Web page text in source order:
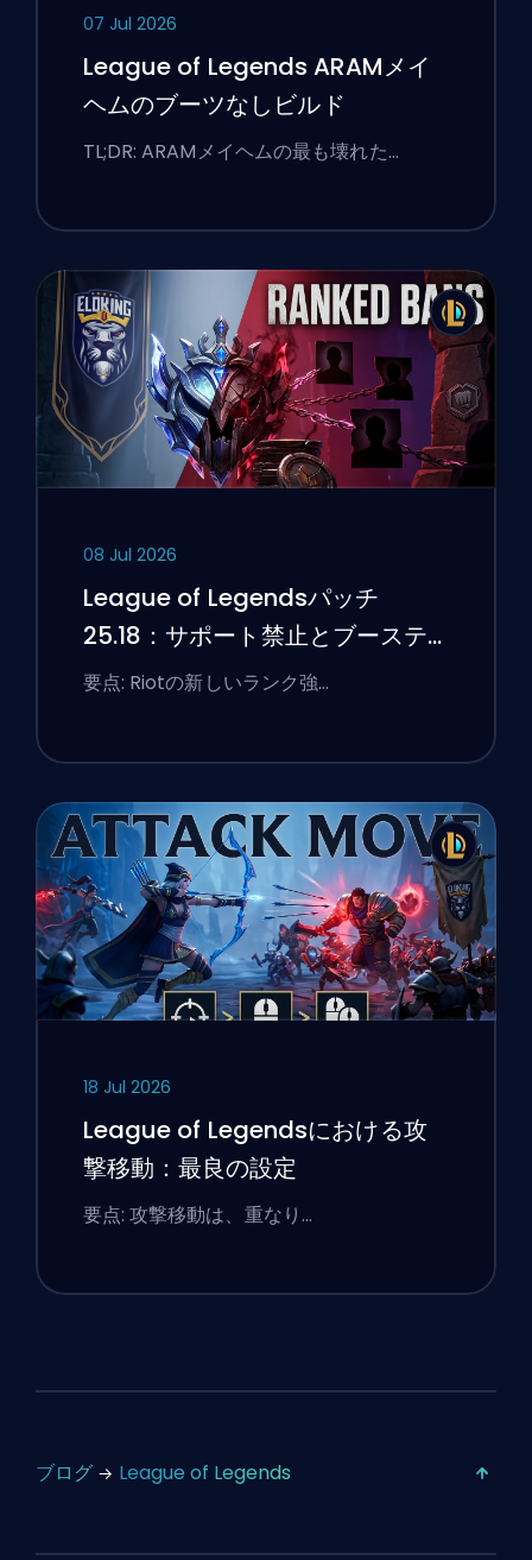
07 Jul 2026
League of Legends ARAMメイ
ヘムのブーツなしビルド
TL;DR: ARAMメイヘムの最も壊れた…
08 Jul 2026
League of Legendsパッチ
25.18：サポート禁止とブーステ
ィングのフラグ
要点: Riotの新しいランク強…
18 Jul 2026
League of Legendsにおける攻
撃移動：最良の設定
要点: 攻撃移動は、重なり…
ブログ League of Legends